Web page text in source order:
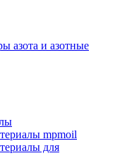
азота и азотные
mpmoil
для